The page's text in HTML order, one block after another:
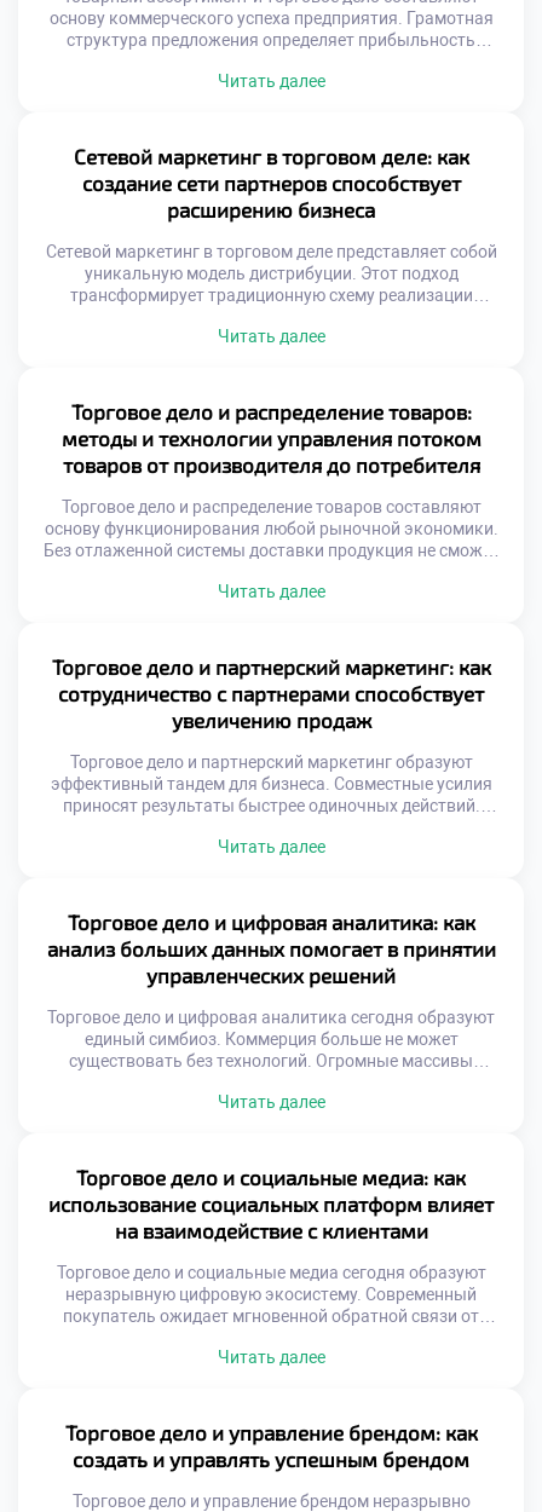
основу коммерческого успеха предприятия. Грамотная
структура предложения определяет прибыльность
нужные ему позиции. Ошибки в подборе товаров ведут к
отражать потребности целевой аудитории. Рынок диктует
свои правила формирования матрицы. Статичный подход
губителен для […]
Читать далее
Сетевой маркетинг в торговом деле: как
создание сети партнеров способствует
расширению бизнеса
Сетевой маркетинг в торговом деле представляет собой
уникальную модель дистрибуции. Этот подход
трансформирует традиционную схему реализации
партнеры. Бизнес расширяется за счет человеческих
Такая система снижает затраты на продвижение товаров.
Каждый участник становится амбассадором бренда.
Эффективность зависит от качества взаимоотношений.
[…]
Читать далее
Торговое дело и распределение товаров:
методы и технологии управления потоком
товаров от производителя до потребителя
Торговое дело и распределение товаров составляют
основу функционирования любой рыночной экономики.
Без отлаженной системы доставки продукция не сможет
Грамотная организация потоков обеспечивает
вспомогательной функции в стратегический инструмент
бизнеса. Скорость оборачиваемости запасов напрямую
влияет на финансовую устойчивость коммерческой […]
Читать далее
Торговое дело и партнерский маркетинг: как
сотрудничество с партнерами способствует
увеличению продаж
Торговое дело и партнерский маркетинг образуют
эффективный тандем для бизнеса. Совместные усилия
приносят результаты быстрее одиночных действий.
коммерции. Взаимная выгода становится двигателем
аудитории. Затраты на привлечение клиентов снижаются.
Оплата производится за конкретный результат. Риски
распределяются между участниками сети.
Эффективность бюджета […]
Читать далее
Торговое дело и цифровая аналитика: как
анализ больших данных помогает в принятии
управленческих решений
Торговое дело и цифровая аналитика сегодня образуют
единый симбиоз. Коммерция больше не может
существовать без технологий. Огромные массивы
извлекать смысл из шума критично. Управленческие
рассказывает о потребностях. Бизнес-процессы
становятся прозрачными благодаря данным.
Конкуренция сместилась в плоскость информационных
систем. […]
Читать далее
Торговое дело и социальные медиа: как
использование социальных платформ влияет
на взаимодействие с клиентами
Торговое дело и социальные медиа сегодня образуют
неразрывную цифровую экосистему. Современный
покупатель ожидает мгновенной обратной связи от
место диалогам онлайн. Социальные платформы стали
определяет лояльность аудитории. Игнорирование
комментариев равносильно потере клиентов. Бизнес
должен присутствовать там, где люди общаются. […]
Читать далее
Торговое дело и управление брендом: как
создать и управлять успешным брендом
Торговое дело и управление брендом неразрывно